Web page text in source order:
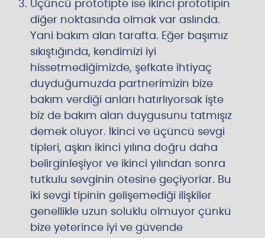
Üçüncü prototipte ise ikinci prototipin
diğer noktasında olmak var aslında.
Yani bakım alan tarafta. Eğer başımız
sıkıştığında, kendimizi iyi
hissetmediğimizde, şefkate ihtiyaç
duyduğumuzda partnerimizin bize
bakım verdiği anları hatırlıyorsak işte
biz de bakım alan duygusunu tatmışız
demek oluyor. İkinci ve üçüncü sevgi
tipleri, aşkın ikinci yılına doğru daha
belirginleşiyor ve ikinci yılından sonra
tutkulu sevginin ötesine geçiyorlar. Bu
iki sevgi tipinin gelişemediği ilişkiler
genellikle uzun soluklu olmuyor çünkü
bize yeterince iyi ve güvende